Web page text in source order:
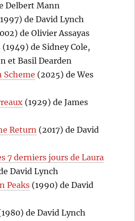
Delbert Mann
de David Lynch
de Olivier Assayas
(1949) de Sidney Cole,
et Basil Dearden
Scheme (2025) de Wes
(1929) de James
Return (2017) de David
7 derniers jours de Laura
David Lynch
Peaks (1990) de David
de David Lynch